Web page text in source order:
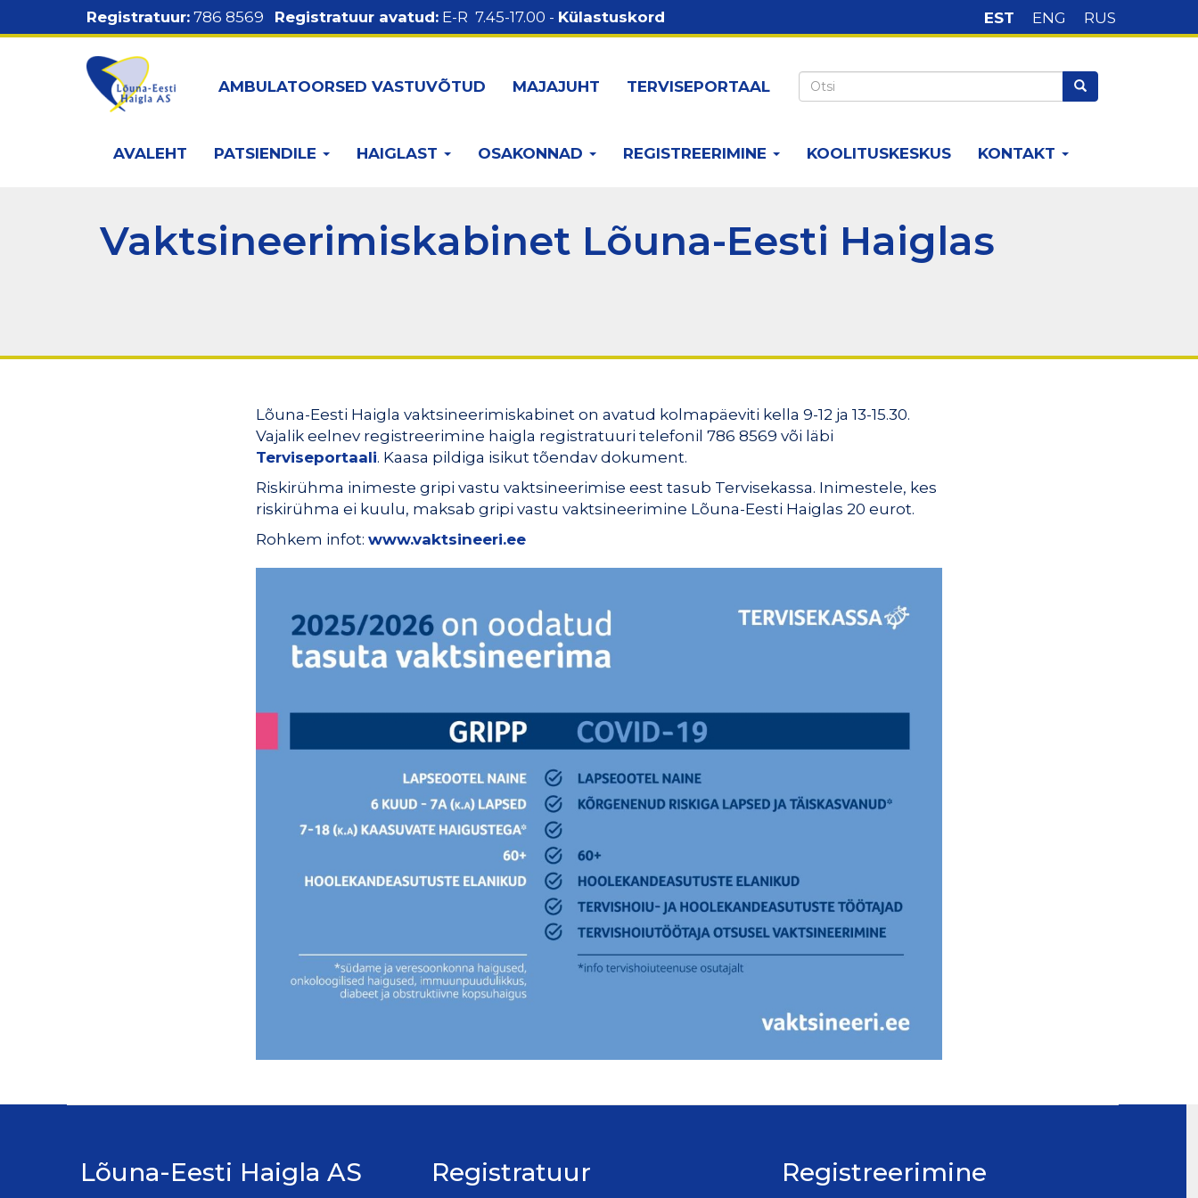
edasi
Registratuur: 786 8569 Registratuur avatud: E-R 7.45-17.00 - Külastuskord
Keelte
valik
EST ENG RUS
Otsi Otsi
Ülemine
menüü
AMBULATOORSED VASTUVÕTUD MAJAJUHT TERVISEPORTAAL
AVALEHT PATSIENDILE HAIGLAST OSAKONNAD REGISTREERIMINE KOOLITUSKESKUS KONTAKT
Vaktsineerimiskabinet Lõuna-Eesti Haiglas
Lõuna-Eesti Haigla vaktsineerimiskabinet on avatud kolmapäeviti kella 9-12 ja 13-15.30.
Vajalik eelnev registreerimine haigla registratuuri telefonil 786 8569 või läbi
Terviseportaali. Kaasa pildiga isikut tõendav dokument.
Riskirühma inimeste gripi vastu vaktsineerimise eest tasub Tervisekassa. Inimestele, kes
riskirühma ei kuulu, maksab gripi vastu vaktsineerimine Lõuna-Eesti Haiglas 20 eurot.
Rohkem infot: www.vaktsineeri.ee
Lõuna-Eesti Haigla AS Registratuur Registreerimine